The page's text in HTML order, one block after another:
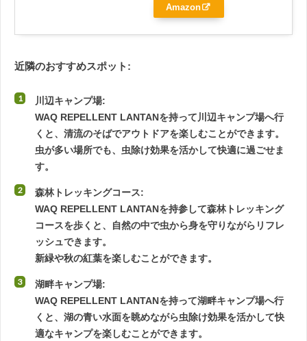
Amazon
近隣のおすすめスポット:
川辺キャンプ場:
WAQ REPELLENT LANTANを持って川辺キャンプ場へ行
くと、清流のそばでアウトドアを楽しむことができます。
虫が多い場所でも、虫除け効果を活かして快適に過ごせま
す。
森林トレッキングコース:
WAQ REPELLENT LANTANを持参して森林トレッキング
コースを歩くと、自然の中で虫から身を守りながらリフレ
ッシュできます。
新緑や秋の紅葉を楽しむことができます。
湖畔キャンプ場:
WAQ REPELLENT LANTANを持って湖畔キャンプ場へ行
くと、湖の青い水面を眺めながら虫除け効果を活かして快
適なキャンプを楽しむことができます。